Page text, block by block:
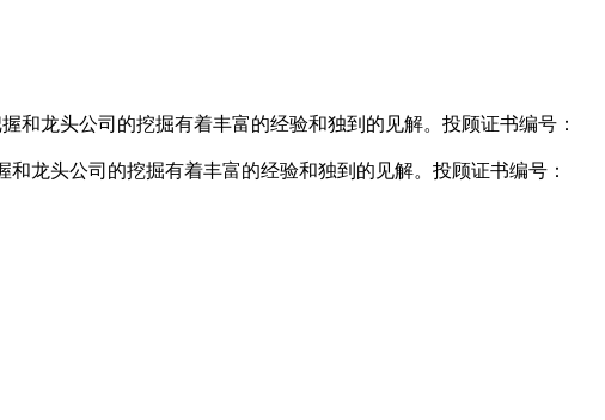
和龙头公司的挖掘有着丰富的经验和独到的见解。投顾证书编号：
龙头公司的挖掘有着丰富的经验和独到的见解。投顾证书编号：